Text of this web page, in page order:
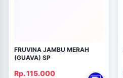
FRUVINA JAMBU MERAH
(GUAVA) SP
Rp. 115.000